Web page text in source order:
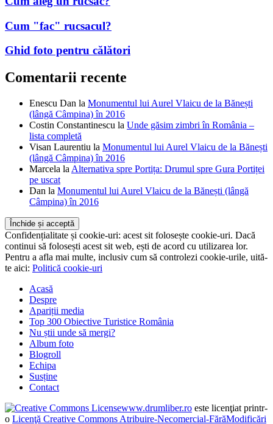
Cum aleg un rucsac?
Cum "fac" rucsacul?
Ghid foto pentru călători
Comentarii recente
Enescu DanlaMonumentul lui Aurel Vlaicu de la Bănești
(lângă Câmpina) în 2016
Costin ConstantinesculaUnde găsim zimbri în România –
lista completă
Visan LaurentiulaMonumentul lui Aurel Vlaicu de la Bănești
(lângă Câmpina) în 2016
MarcelalaAlternativa spre Portița: Drumul spre Gura Portiței
pe uscat
Câmpina) în 2016
Confidențialitate și cookie-uri: acest sit folosește cookie-uri. Dacă
continui să folosești acest sit web, ești de acord cu utilizarea lor.
te aici:Politică cookie-uri
Acasă
Despre
Apariții media
Top 300 Obiective Turistice România
Nu știi unde să mergi?
Album foto
Blogroll
Echipa
Contact